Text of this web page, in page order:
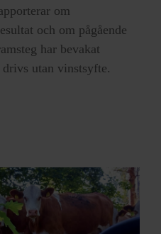
om
och om pågående
har bevakat
drivs utan vinstsyfte.